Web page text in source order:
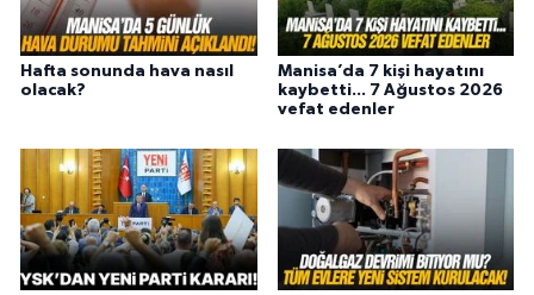
Hafta sonunda hava nasıl
olacak?
Manisa’da 7 kişi hayatını
kaybetti... 7 Ağustos 2026
vefat edenler